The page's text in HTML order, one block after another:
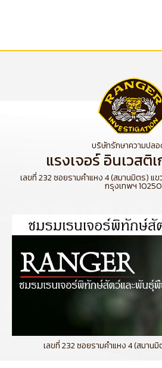
บริษัทรักษาความปล
แรงเจอร์ อินเวสติ
เลขที่ 232 ซอยรามคำแหง 4 (สมานมิตร) แ
กรุงเทพฯ 10250
เลขที่ 232 ซอยรามคำแหง 4 (สมาน